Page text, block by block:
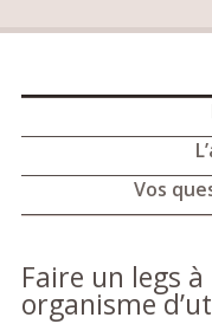
Vos
Faire un legs
organisme